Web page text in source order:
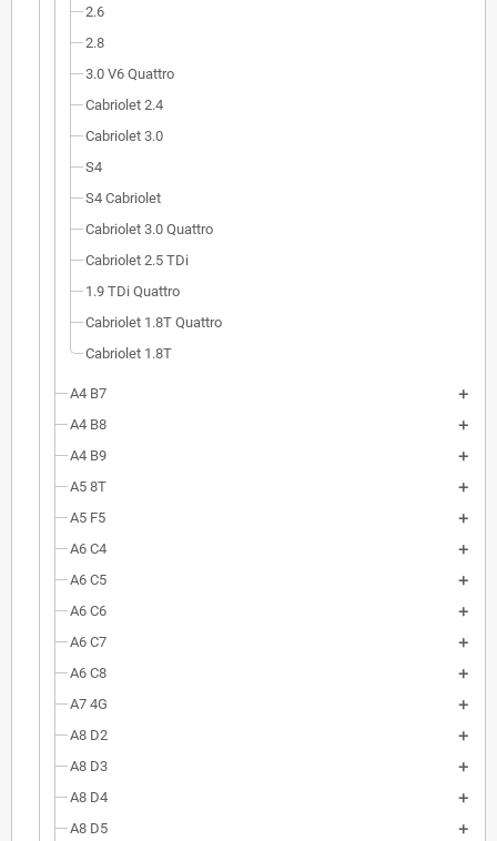
2.6
2.8
3.0 V6 Quattro
Cabriolet 2.4
Cabriolet 3.0
S4
S4 Cabriolet
Cabriolet 3.0 Quattro
Cabriolet 2.5 TDi
1.9 TDi Quattro
Cabriolet 1.8T Quattro
Cabriolet 1.8T
A4 B7
A4 B8
A4 B9
A5 8T
A5 F5
A6 C4
A6 C5
A6 C6
A6 C7
A6 C8
A7 4G
A8 D2
A8 D3
A8 D4
A8 D5